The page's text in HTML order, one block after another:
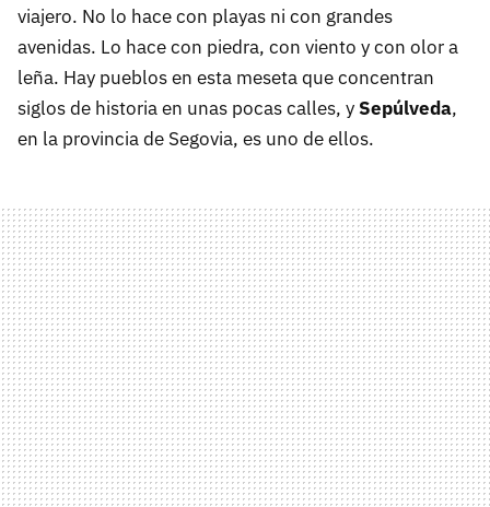
viajero. No lo hace con playas ni con grandes
avenidas. Lo hace con piedra, con viento y con olor a
leña. Hay pueblos en esta meseta que concentran
siglos de historia en unas pocas calles, y Sepúlveda,
en la provincia de Segovia, es uno de ellos.